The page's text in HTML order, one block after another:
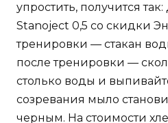
упростить, получится
Stanoject 0,5 со скидки
тренировки — стакан
после тренировки —
столько воды и
созревания мыло
черным. На стоимости